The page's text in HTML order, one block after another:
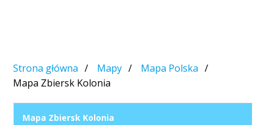
Strona główna Mapy
Mapa Polska
Mapa Zbiersk Kolonia
Mapa Zbiersk Kolonia